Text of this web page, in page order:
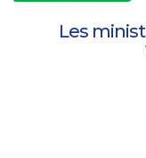
Les